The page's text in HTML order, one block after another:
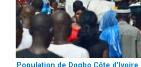
Population de Dogbo Côte d’Ivoire